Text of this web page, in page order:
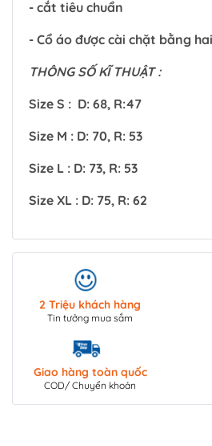
- cắt tiêu chuẩn
- Cổ áo được cài chặt bằng
THÔNG SỐ KĨ THUẬT :
Size S : D: 68, R:47
Size M : D: 70, R: 53
Size L : D: 73, R: 53
Size XL : D: 75, R: 62
2 Triệu khách hàng
Tin tưởng mua sắm
Giao hàng toàn quốc
COD/ Chuyển khoản